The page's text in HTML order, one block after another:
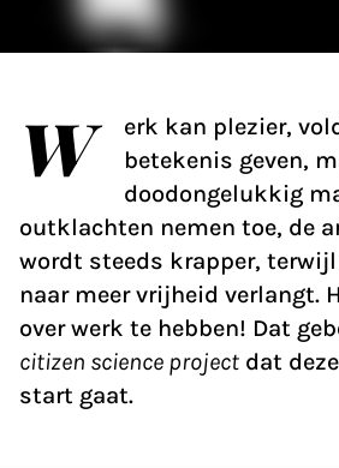
W
erk kan plezier,
betekenis geven,
doodongelukkig
outklachten nemen toe, de
wordt steeds krapper,
naar meer vrijheid verlangt.
over werk te hebben! Dat
citizen science project dat
start gaat.